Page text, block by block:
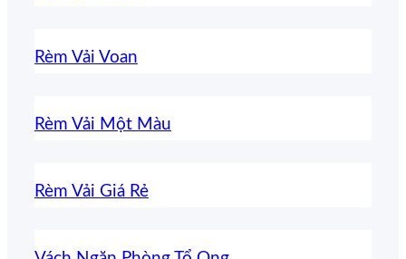
Rèm Vải Voan
Rèm Vải Một Màu
Rèm Vải Giá Rẻ